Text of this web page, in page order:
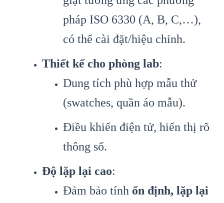
pháp ISO 6330 (A, B, C,…),
có thể cài đặt/hiệu chỉnh.
Thiết kế cho phòng lab:
Dung tích phù hợp mẫu thử
(swatches, quần áo mẫu).
Điều khiển điện tử, hiển thị rõ
thông số.
Độ lặp lại cao:
Đảm bảo tính ổn định, lặp lại